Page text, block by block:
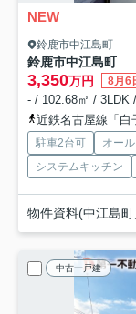
NEW
鈴鹿市中江島町
鈴鹿市中江島町
3,350万円 8月6
- / 102.68㎡ / 3LDK
近鉄名古屋線「白
駐車2台可 オー
システムキッチン
物件資料(中江島
中古一戸建